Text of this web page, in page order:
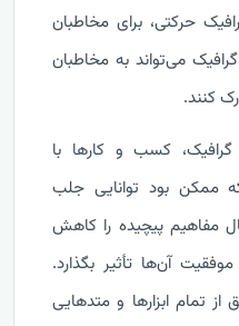
حرکتی، برای مخاطبان
می‌تواند به مخاطبان
کنند.
کسب و کارها با
ممکن بود توانایی جلب
مفاهیم پیچیده را کاهش
آن‌ها تأثیر بگذارد.
تمام ابزارها و متدهایی